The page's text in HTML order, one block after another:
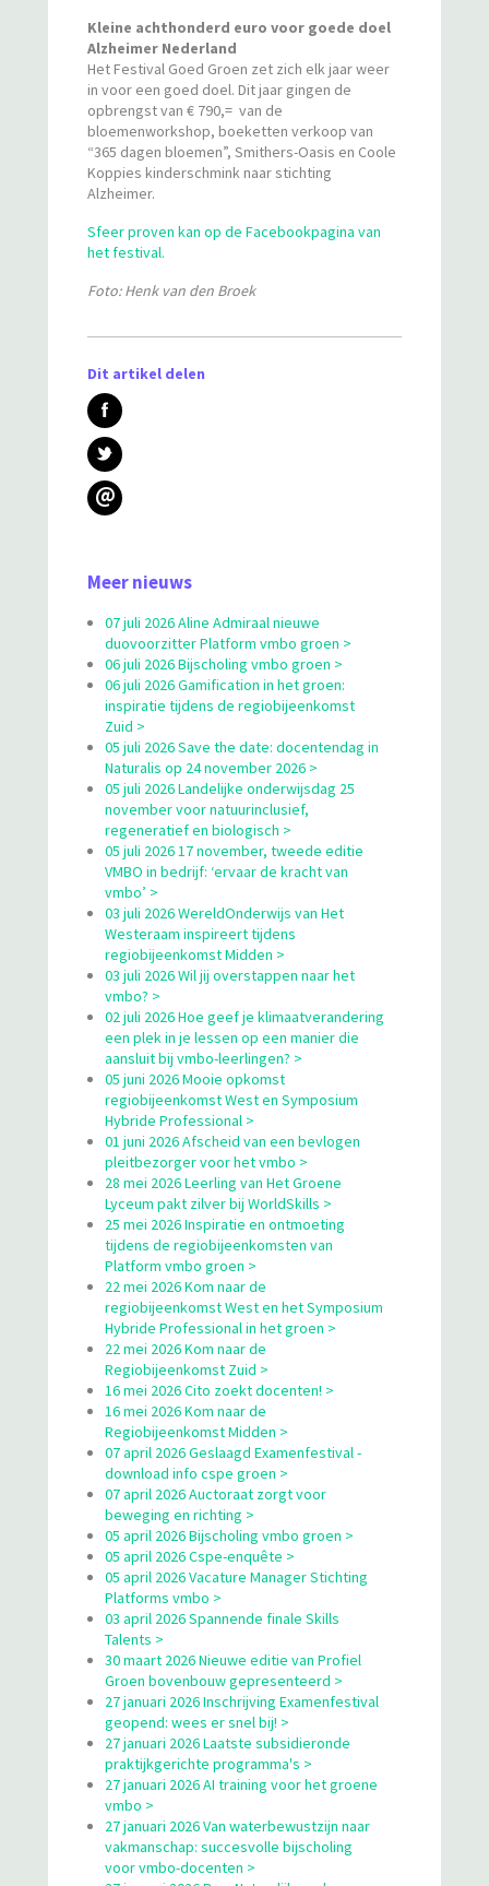
Kleine achthonderd euro voor goede doel
Alzheimer Nederland
Het Festival Goed Groen zet zich elk jaar weer
in voor een goed doel. Dit jaar gingen de
opbrengst van € 790,= van de
bloemenworkshop, boeketten verkoop van
“365 dagen bloemen”, Smithers-Oasis en Coole
Koppies kinderschmink naar stichting
Alzheimer.
Sfeer proven kan op de Facebookpagina van
het festival.
Foto: Henk van den Broek
Dit artikel delen
@
Meer nieuws
07 juli 2026 Aline Admiraal nieuwe
duovoorzitter Platform vmbo groen >
06 juli 2026 Bijscholing vmbo groen >
06 juli 2026 Gamification in het groen:
inspiratie tijdens de regiobijeenkomst
Zuid >
05 juli 2026 Save the date: docentendag in
Naturalis op 24 november 2026 >
05 juli 2026 Landelijke onderwijsdag 25
november voor natuurinclusief,
regeneratief en biologisch >
05 juli 2026 17 november, tweede editie
VMBO in bedrijf: ‘ervaar de kracht van
vmbo’ >
03 juli 2026 WereldOnderwijs van Het
Westeraam inspireert tijdens
regiobijeenkomst Midden >
03 juli 2026 Wil jij overstappen naar het
vmbo? >
02 juli 2026 Hoe geef je klimaatverandering
een plek in je lessen op een manier die
aansluit bij vmbo-leerlingen? >
05 juni 2026 Mooie opkomst
regiobijeenkomst West en Symposium
Hybride Professional >
01 juni 2026 Afscheid van een bevlogen
pleitbezorger voor het vmbo >
28 mei 2026 Leerling van Het Groene
Lyceum pakt zilver bij WorldSkills >
25 mei 2026 Inspiratie en ontmoeting
tijdens de regiobijeenkomsten van
Platform vmbo groen >
22 mei 2026 Kom naar de
regiobijeenkomst West en het Symposium
Hybride Professional in het groen >
22 mei 2026 Kom naar de
Regiobijeenkomst Zuid >
16 mei 2026 Cito zoekt docenten! >
16 mei 2026 Kom naar de
Regiobijeenkomst Midden >
07 april 2026 Geslaagd Examenfestival -
download info cspe groen >
07 april 2026 Auctoraat zorgt voor
beweging en richting >
05 april 2026 Bijscholing vmbo groen >
05 april 2026 Cspe-enquête >
05 april 2026 Vacature Manager Stichting
Platforms vmbo >
03 april 2026 Spannende finale Skills
Talents >
30 maart 2026 Nieuwe editie van Profiel
Groen bovenbouw gepresenteerd >
27 januari 2026 Inschrijving Examenfestival
geopend: wees er snel bij! >
27 januari 2026 Laatste subsidieronde
praktijkgerichte programma's >
27 januari 2026 AI training voor het groene
vmbo >
27 januari 2026 Van waterbewustzijn naar
vakmanschap: succesvolle bijscholing
voor vmbo-docenten >